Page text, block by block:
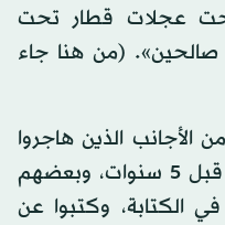
عجلات قطار تحت
صالحين». (من هنا جاء
الأجانب الذين هاجروا
إلى الولايات المتحدة، بعضهم قبل 5 سنوات، وبعضهم
في الكتابة، وكتبوا عن